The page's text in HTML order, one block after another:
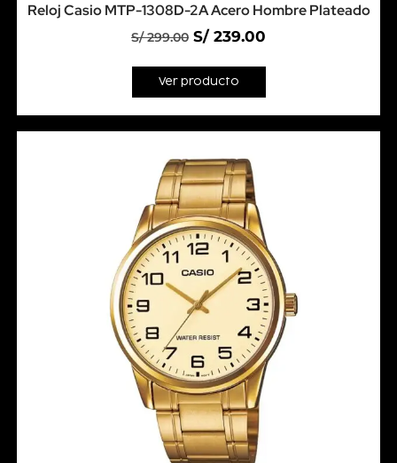
Reloj Casio MTP-1308D-2A Acero Hombre Plateado
S/299.00 S/ 239.00
Ver producto